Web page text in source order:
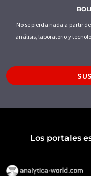
No se pierda nada a partir
análisis, laboratorio y
Los portales